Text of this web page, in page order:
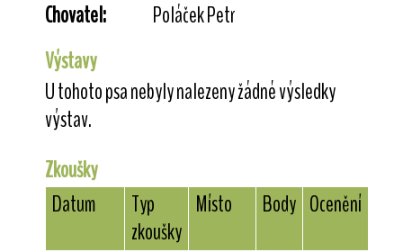
Chovatel:
Poláček Petr
Výstavy
U tohoto psa nebyly nalezeny žádné výsledky
výstav.
Zkoušky
Datum
Typ
zkoušky
Místo Body Ocenění